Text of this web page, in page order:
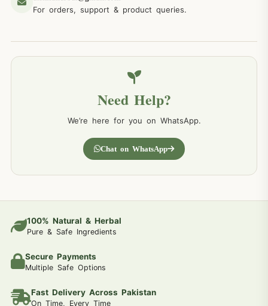
For orders, support & product queries.
Need Help?
We’re here for you on WhatsApp.
Chat on WhatsApp
100% Natural & Herbal
Pure & Safe Ingredients
Secure Payments
Multiple Safe Options
Fast Delivery Across Pakistan
On Time, Every Time